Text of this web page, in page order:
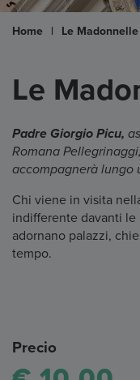
Home | Le
Le
Padre Giorgio Picu,
Romana
accompagnerà lungo
Chi viene in visita
indifferente davanti
adornano palazzi,
tempo.
Precio